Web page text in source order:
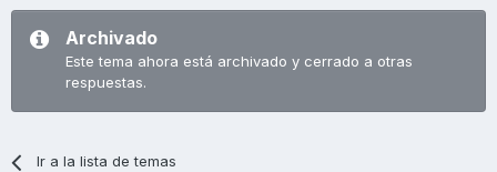
Archivado
Este tema ahora está archivado y cerrado a otras
respuestas.
Ir a la lista de temas